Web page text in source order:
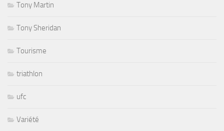
Tony Martin
Tony Sheridan
Tourisme
triathlon
ufc
Variété